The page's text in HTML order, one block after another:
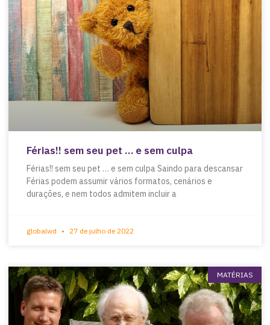
Férias!! sem seu pet … e sem culpa
Férias!! sem seu pet … e sem culpa Saindo para descansar
Férias podem assumir vários formatos, cenários e
durações, e nem todos admitem incluir a
globalwd 27 de julho de 2022
MATÉRIAS